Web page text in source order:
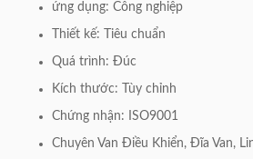
ứng dụng: Công nghiệp
Thiết kế: Tiêu chuẩn
Quá trình: Đúc
Kích thước: Tùy chỉnh
Chứng nhận: ISO9001
Chuyên Van Điều Khiển, Đĩa Van,